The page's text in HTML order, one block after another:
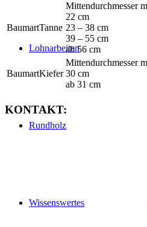
Lohnarbeiten
Rundholz
Wissenswertes
Tanne
22 cm
23 – 38 cm
39 – 55 cm
ab 56 cm
Kiefer 30 cm
ab 31 cm
KONTAKT: